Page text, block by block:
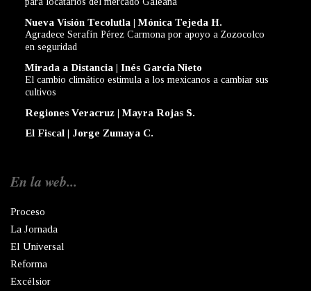
Nueva Visión Tecolutla | Mónica Tejeda H.
Agradece Serafín Pérez Carmona por apoyo a Zozocolco
en seguridad
Mirada a Distancia | Inés García Nieto
El cambio climático estimula a los mexicanos a cambiar sus
cultivos
Regiones Veracruz | Mayra Rojas S.
El Fiscal | Jorge Zumaya C.
En la web...
Proceso
La Jornada
El Universal
Reforma
Excélsior